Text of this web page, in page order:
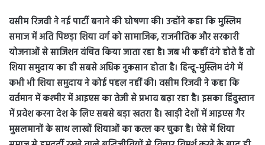
वसीम रिजवी ने नई पार्टी बनाने की घोषणा की। उन्होंने कहा कि मुस्लिम
समाज में अति पिछड़ा शिया वर्ग को सामाजिक, राजनीतिक और सरकारी
योजनाओं से साजिशन वंचित किया जाता रहा है। जब भी कहीं दंगे होते हैं तो
शिया समुदाय का ही सबसे अधिक नुकसान होता है। हिन्दू-मुस्लिम दंगे में
कभी भी शिया समुदाय ने कोई पहल नहीं की। वसीम रिजवी ने कहा कि
वर्तमान में कश्मीर में आइएस का तेजी से प्रभाव बढ़ा रहा है। इसका हिंदुस्तान
में प्रवेश करना देश के लिए सबसे बड़ा खतरा है। खाड़ी देशों में आइएस गैर
मुसलमानों के साथ लाखों शियाओं का कत्ल कर चुका है। ऐसे में शिया